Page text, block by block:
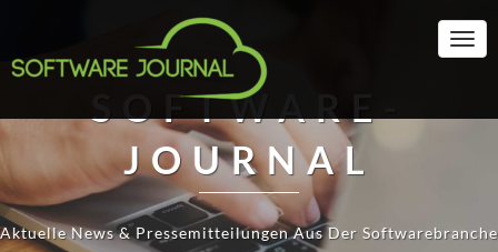
SOFTWARE-
JOURNAL
Aktuelle News & Pressemitteilungen Aus Der Softwarebranche